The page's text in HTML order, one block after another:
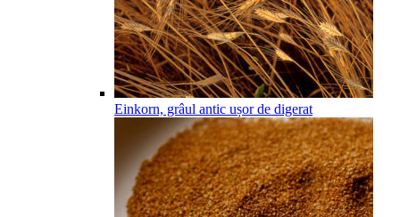
Einkorn, grâul antic ușor de digerat